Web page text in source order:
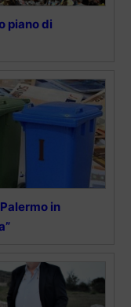
piano di
in